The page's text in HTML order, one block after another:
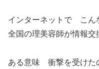
インターネットで こん
全国の理美容師が情報交
ある意味 衝撃を受けた